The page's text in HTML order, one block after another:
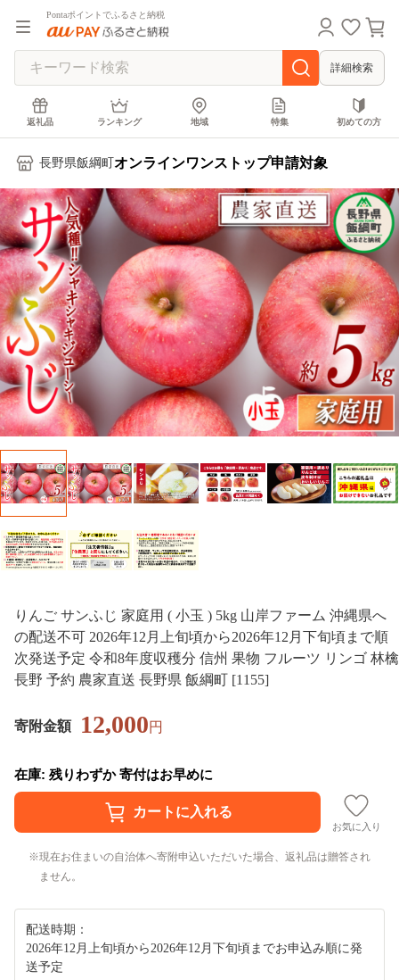
Pontaポイントでふるさと納税
詳細検索
返礼品 ランキング 地域 特集 初めての方
長野県飯綱町 オンラインワンストップ申請対象
りんご サンふじ 家庭用 ( 小玉 ) 5kg 山岸ファーム 沖縄県へ
の配送不可 2026年12月上旬頃から2026年12月下旬頃まで順
次発送予定 令和8年度収穫分 信州 果物 フルーツ リンゴ 林檎
長野 予約 農家直送 長野県 飯綱町 [1155]
寄附金額 12,000円
在庫: 残りわずか 寄付はお早めに
お気に入り
現在お住まいの自治体へ寄附申込いただいた場合、返礼品は贈答され
ません。
配送時期：
2026年12月上旬頃から2026年12月下旬頃までお申込み順に発
送予定